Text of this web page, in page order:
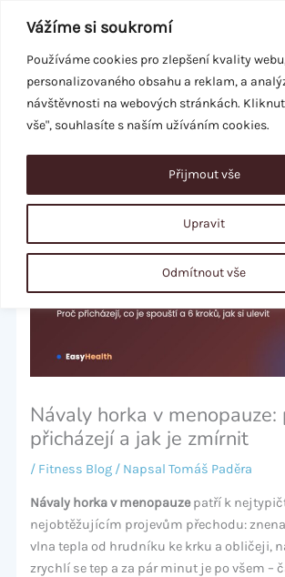
Vážíme si soukromí
Používáme cookies pro zlepšení kvality
personalizovaného obsahu a reklam, a
návštěvnosti na webových stránkách.
vše", souhlasíte s naším užíváním cookies.
Upravit
Odmítnout vše
Přijmout vše
obsah
REZERVACE
Návaly horka v menopauze:
přicházejí a jak je zmírnit
/ Fitness Blog/ Napsal Tomáš Paděra
Návaly horka v menopauzepatří k
nejobtěžujícím projevům přechodu:
vlna tepla od hrudníku ke krku a obličeji,
zrychlí se tep a za pár minut je po všem –